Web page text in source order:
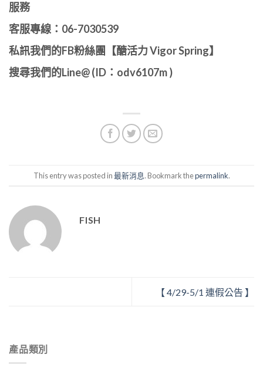
服務
客服專線：06-7030539
私訊我們的FB粉絲團【醣活力 Vigor Spring】
搜尋我們的Line@ (ID：odv6107m )
This entry was posted in最新消息. Bookmark thepermalink.
FISH
【 4/29-5/1 連假公告 】
產品類別